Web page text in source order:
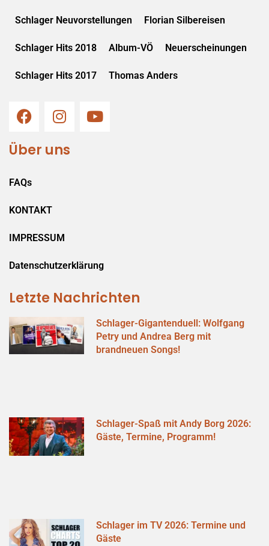
Schlager Neuvorstellungen Florian Silbereisen
Schlager Hits 2018 Album-VÖ Neuerscheinungen
Schlager Hits 2017 Thomas Anders
Über uns
FAQs
KONTAKT
IMPRESSUM
Datenschutzerklärung
Letzte Nachrichten
Schlager-Gigantenduell: Wolfgang
Petry und Andrea Berg mit
brandneuen Songs!
Schlager-Spaß mit Andy Borg 2026:
Gäste, Termine, Programm!
Schlager im TV 2026: Termine und
Gäste